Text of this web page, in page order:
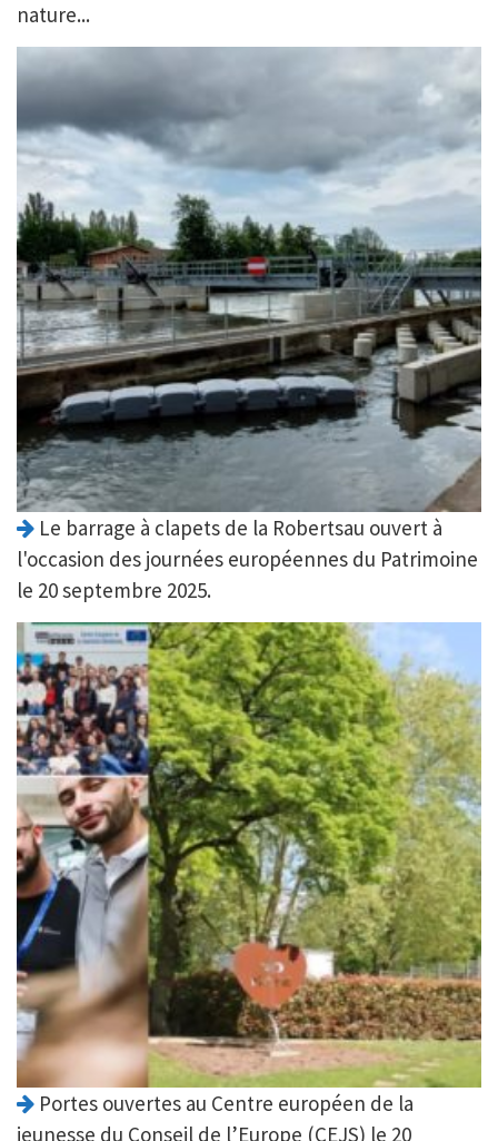
nature...
Le barrage à clapets de la Robertsau ouvert à
l'occasion des journées européennes du Patrimoine
le 20 septembre 2025.
Portes ouvertes au Centre européen de la
jeunesse du Conseil de l’Europe (CEJS) le 20